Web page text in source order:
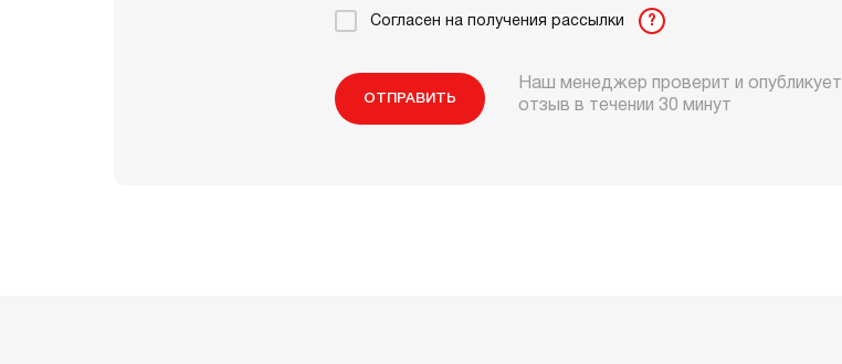
Согласен на получения рассылки ?
ОТПРАВИТЬ
Наш менеджер проверит и опубликует
отзыв в течении 30 минут